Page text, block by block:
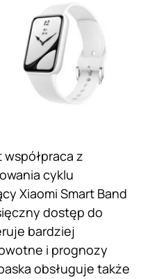
z
cyklu
Xiaomi Smart Band
dostęp do
bardziej
i prognozy
obsługuje także